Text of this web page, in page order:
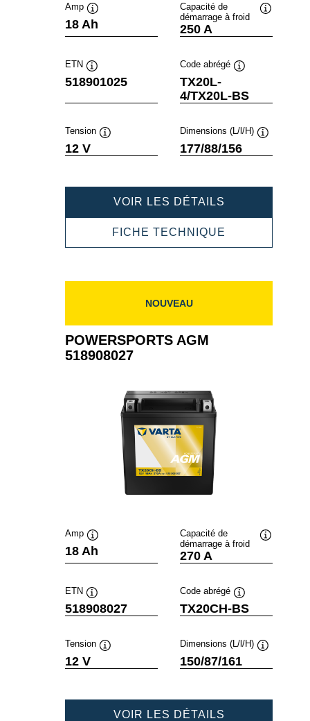
Amp
Infobulle
18 Ah
Capacité de
démarrage à froid
250 A
ETN
Infobulle
518901025
Code abrégé
TX20L-
4/TX20L-BS
Tension
12 V
Dimensions (L/l/H)
177/88/156
VOIR LES DÉTAILS
518901025
FICHE TECHNIQUE
NOUVEAU
POWERSPORTS AGM
518908027
Amp
Infobulle
18 Ah
Capacité de
démarrage à froid
270 A
ETN
Infobulle
518908027
Code abrégé
Infobulle
TX20CH-BS
Tension
12 V
Dimensions (L/l/H)
150/87/161
VOIR LES DÉTAILS